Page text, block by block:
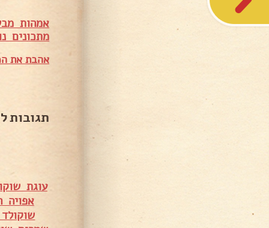
אמהות
מתכונים
אהבת את
תגובות
עוגת
אפויה